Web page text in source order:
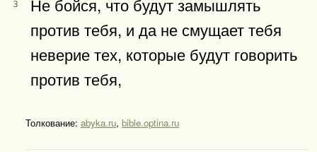
3
против тебя, и да не смущает тебя
неверие тех, которые будут говорить
против тебя,
Толкование: abyka.ru, bible.optina.ru